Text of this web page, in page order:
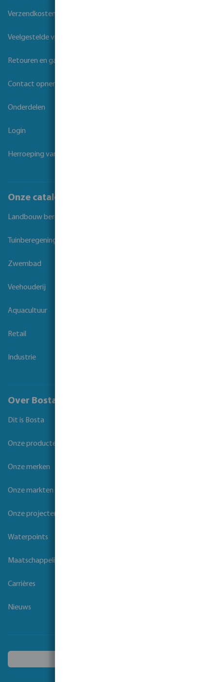
Verzendkosten
Veelgestelde vragen
Retouren en garantie
Contact opnemen
Onderdelen
Login
Herroeping van overeenkomst
Onze catalogi
Landbouw beregening
Tuinberegening
Zwembad
Veehouderij
Aquacultuur
Retail
Industrie
Over Bosta
Dit is Bosta
Onze producten
Onze merken
Onze markten
Onze projecten
Waterpoints
Maatschappelijk verantwoord ondernemen
Carrières
Nieuws